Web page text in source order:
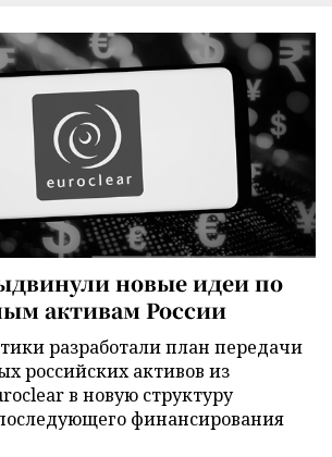
новые идеи по
активам России
разработали план передачи
российских активов из
в новую структуру
финансирования